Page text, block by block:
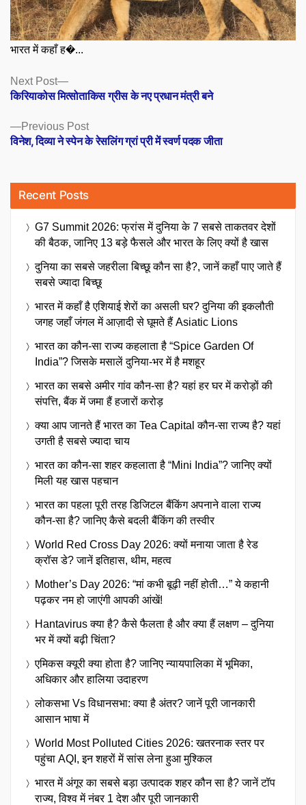
भारत में कहाँ ह�...
Posts
navigation
Previous PostPrevious
post:
विनेश, दिव्या ने स्पेन के रेसलिंग ग्रां प्री में स्वर्ण पदक जीता
Next Post
Next
post:
किरियाकोस मित्सोताकिस ग्रीस के नए प्रधान मंत्री बने
Recent Posts
G7 Summit 2026: फ्रांस में दुनिया के 7 सबसे ताकतवर देशों
की बैठक, जानिए 13 बड़े फैसले और भारत के लिए क्यों है खास
दुनिया का सबसे जहरीला बिच्छू कौन सा है?, जानें कहाँ पाए जाते हैं
सबसे ज्यादा बिच्छू
भारत में कहाँ है एशियाई शेरों का असली घर? दुनिया की इकलौती
जगह जहाँ जंगल में आज़ादी से घूमते हैं Asiatic Lions
भारत का कौन-सा राज्य कहलाता है “Spice Garden Of
India”? जिसके मसालें दुनिया-भर में है मशहूर
भारत का सबसे अमीर गांव कौन-सा है? यहां हर घर में करोड़ों की
संपत्ति, बैंक में जमा हैं हजारों करोड़
क्या आप जानते हैं भारत का Tea Capital कौन-सा राज्य है? यहां
उगती है सबसे ज्यादा चाय
भारत का कौन-सा शहर कहलाता है “Mini India”? जानिए क्यों
मिली यह खास पहचान
भारत का पहला पूरी तरह डिजिटल बैंकिंग अपनाने वाला राज्य
कौन-सा है? जानिए कैसे बदली बैंकिंग की तस्वीर
World Red Cross Day 2026: क्यों मनाया जाता है रेड
क्रॉस डे? जानें इतिहास, थीम, महत्व
Mother’s Day 2026: “मां कभी बूढ़ी नहीं होती…” ये कहानी
पढ़कर नम हो जाएंगी आपकी आंखें!
Hantavirus क्या है? कैसे फैलता है और क्या हैं लक्षण – दुनिया
भर में क्यों बढ़ी चिंता?
एमिकस क्यूरी क्या होता है? जानिए न्यायपालिका में भूमिका,
अधिकार और हालिया उदाहरण
लोकसभा Vs विधानसभा: क्या है अंतर? जानें पूरी जानकारी
आसान भाषा में
World Most Polluted Cities 2026: खतरनाक स्तर पर
पहुंचा AQI, इन शहरों में सांस लेना हुआ मुश्किल
भारत में अंगूर का सबसे बड़ा उत्पादक शहर कौन सा है? जानें टॉप
राज्य, विश्व में नंबर 1 देश और पूरी जानकारी